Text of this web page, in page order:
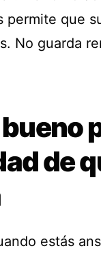
permite que
No guarda
de
estás